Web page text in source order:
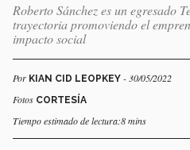
Roberto Sánchez es un egresado
trayectoria promoviendo el
impacto social
Por KIAN CID LEOPKEY - 30/05/2022
Fotos CORTESÍA
Tiempo estimado de lectura:8 mins